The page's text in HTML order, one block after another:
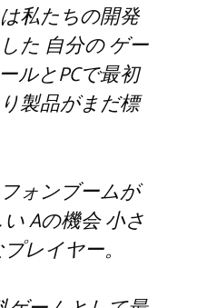
私たちの開発
た 自分のゲー
ルとPCで最初
製品がまだ標
ォンブームが
Aの機会小さ
レイヤー。